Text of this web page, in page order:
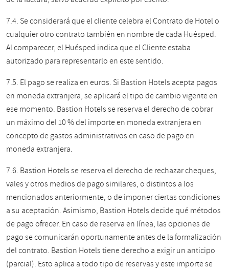
7.4. Se considerará que el cliente celebra el Contrato de Hotel o
cualquier otro contrato también en nombre de cada Huésped.
Al comparecer, el Huésped indica que el Cliente estaba
autorizado para representarlo en este sentido.
7.5. El pago se realiza en euros. Si Bastion Hotels acepta pagos
en moneda extranjera, se aplicará el tipo de cambio vigente en
ese momento. Bastion Hotels se reserva el derecho de cobrar
un máximo del 10 % del importe en moneda extranjera en
concepto de gastos administrativos en caso de pago en
moneda extranjera.
7.6. Bastion Hotels se reserva el derecho de rechazar cheques,
vales y otros medios de pago similares, o distintos a los
mencionados anteriormente, o de imponer ciertas condiciones
a su aceptación. Asimismo, Bastion Hotels decide qué métodos
de pago ofrecer. En caso de reserva en línea, las opciones de
pago se comunicarán oportunamente antes de la formalización
del contrato. Bastion Hotels tiene derecho a exigir un anticipo
(parcial). Esto aplica a todo tipo de reservas y este importe se